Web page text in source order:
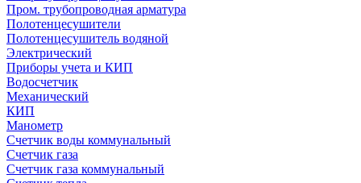
Пром. трубопроводная арматура
Полотенцесушители
Полотенцесушитель водяной
Электрический
Приборы учета и КИП
Водосчетчик
Механический
КИП
Манометр
Счетчик воды коммунальный
Счетчик газа
Счетчик газа коммунальный